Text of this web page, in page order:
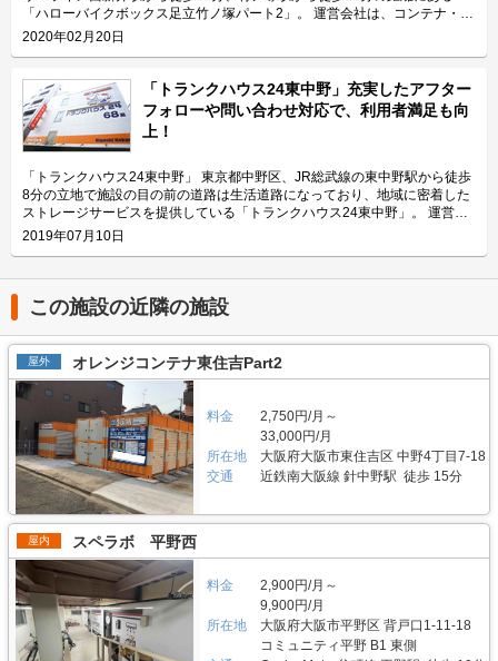
どんな方がご利用されているのでしょうか？ 主に入谷駅周辺エリアを中心
とした近隣エリアの方々にご利用頂いています。「ハローバイクガレージ北
上野」は鶯谷や上野、稲荷町、田原町などからもアクセス良好なバイク専用
施設なので、近隣エリアのライダーから人気があります。大きめの駐車スペ
ースのため、アメリカンクルーザー、レーサー・スポーツタイプ、ビッグス
クーターなど、高級車や大型車の保管にもご利用頂いております。 セキュ
リティや安全面について教えてください。 「ハローバイクガレージ北上
野」は屋内タイプで雨風を防ぐことができ、また、電動シャッターや防犯カ
メラなどを設置しているためセキュリテイ面もしっかりしているので、盗難
やイタズラから愛車を守りたい、大切なバイクを雨風で汚したくない方にお
すすめです。 費用や契約について教えてください。 月額17,400円（税込）
の価格でバイク1台を駐車できます。施設の詳細な仕様については事前内覧
をおすすめ致します。ご契約の前に駐車スペースや立地など確認頂けます。
契約時はバイクのメーカー・車種・ナンバーを確認していますが、これから
バイクを購入する方はお問い合わせの際にお知らせください。時期によって
は使用料や事務手数料がお得になるキャンペーンも実施していますので、
LIFULLトランクルームのメール又は電話にてお問い合わせください。 編集
後記 「ハローバイクガレージ北上野」は駅から近くて万全なセキュリティ
はお早めにお問い合わせした方が良さそうだ。 運営会社は東証マザーズ上
場企業でもあるエリアリンク株式会社。2016年頃、西東京エリアで試験的
にはじめた駐車場タイプのバイクパーキングは当初ここまでの拡大を予想し
ていなかったとのことだが、順調に拡大を続け、現在、都内を中心に1,000
台分ほどスペースを管理している（2020年1月現在）。その運営ノウハウが
ある「ハローバイクガレージ北上野」は、誰もが安心して利用できる施設な
ので、愛車を守りたい近隣エリアの方は要チェックなスポットではないかと
思った。
「ハローバイクボックス足立竹ノ塚パート2」。 運営会社は、コンテナ・ス
トレージ業界でトップレベルのシェアを誇り、東証マザーズにも上場してい
るエリアリンク株式会社です。 今回は、エリアリンク株式会社が運営して
ご紹介致します。 「ハローバイクボックス足立竹ノ塚パート2」の特長を教
えてください。 ボックスタイプの「ハローバイクボックス足立竹ノ塚パー
ト2」は、国道4号線から車でアクセスしやすい立地にある施設です。 広さ2
帖・幅110cm・奥行き252cm・高さ197cmのバイクボックスが17室ご用意
しており、24時間365日自由にご利用頂けます。 エリアリンク株式会社の
「ハローバイクボックス」は全国のライダー様から愛されているBOXシェ
ローを採用した施設のため、風雨による汚れや浸食に強いのが特長です。幅
広いラダーレールが付いており、バイクの乗り入れが簡単です。また、ボッ
クス内には棚を設置しておりますので、ヘルメットなどの小物を置くことも
可能です。パーツやメンテナンス用品も収納できるのでとても便利です。
主にどんな方がご利用されているのでしょうか？ 東武伊勢崎線やつくばエ
クスプレス線が通る足立区内にお住いのライダーの方を中心にご利用頂いて
おります。主にアメリカンクルーザーやビッグスクーター、レーサー・スポ
ーツタイプなど高級車又は大型車の保管が多くみられます。 セキュリティ
や安全面について教えてください。 「ハローバイクボックス足立竹ノ塚パ
ート2」はBOXシェローを採用した施設のため屋外タイプのバイクパーキン
グと違って雨風を防ぐことができ、盗難のリスクも抑えることができます。
各バイクボックスにバイクを収納するタイプなので、他の方のバイクを気に
する必要がありません。セキュリティ面としてバイクボックスの扉に南京錠
をつけており、安心してバイクを保管できる収納スペースです。また、施設
内には外灯照明も完備していますので、夜間でもバイクを出し入れしやすい
環境です。 費用や契約について教えてください。 月額11,300円（税込）の
価格でバイクボックスをご利用頂けます。「ハローバイクボックス足立竹ノ
塚パート2」は施設見学が可能なので、バイクボックスの大きさや立地が気
になる方は見学を申し込みください。契約時はバイクのナンバーを確認して
います。これからバイクを購入する方はお問い合わせの際にお知らせくださ
い。時期によっては月額使用料や事務手数料がお得になるキャンペーンも実
施していますので、LIFULLトランクルームの施設詳細ページをご覧くださ
い。 編集後記 現在、都内を中心に約1,000台（2020年1月現在）のバイク専
用スペースを管理しているエリアリンク株式会社。2016年頃、西東京エリ
アで試験的にはじめた駐車場タイプのバイクパーキングは当初ここまでの拡
大を予想していなかったとのことだが、順調に拡大を続けているという。人
気施設の一つである足立区の「ハローバイクボックス足立竹ノ塚パート2」
2020年02月20日
「トランクハウス24東中野」充実したアフター
フォローや問い合わせ対応で、利用者満足も向
上！
「トランクハウス24東中野」 東京都中野区、JR総武線の東中野駅から徒歩
8分の立地で施設の目の前の道路は生活道路になっており、地域に密着した
ストレージサービスを提供している「トランクハウス24東中野」。 運営会
社はエリアリンク株式会社。コンテナ・ストレージ業界でトップシェアを誇
り、東証マザーズにも上場している会社です。全国に展開しているレンタル
に利用されています。 今回は、エリアリンク株式会社が運営している「ト
ランクハウス24東中野」の特徴や利用用途の傾向、会社の想いなどをご紹
介します。 トランクハウス24東中野の特徴を教えてください。 2018年12
月にオープンした「トランクハウス24東中野」。1階〜4階まで1軒まるごと
トランクルームで、部屋の大きさは0.9帖のコンパクトサイズから9.8帖の大
きいサイズまで展開しています。24時間365日利用でき、セキュリティも空
調も最新設備を整えているため、衣類・本・季節物などの荷物から大型家具
や機材・備品など法人利用まで幅広い用途にご利用いただけます。 主にど
んな方がご利用されているのでしょうか？ お客様は店舗から1.5キロ圏内に
お住いの方がほとんどです。他社であれば3キロ圏内程か車で移動する場所
にあることが多いのですが、「トランクハウス24」は住宅街の生活道路に
面しているため地域に密着した運営ができています（ご自宅から車で荷物を
運送するサービスも利用可能）。また、利用用途で多いのはファミリー層の
他、都心の店舗は一人暮らしの若い方や女性、法人企業にも利用いただいて
います。任意に調査したユーザーインタビューでは「一度使うと便利さが分
かった」という声も多く、衣類や本などの趣味や生活用品を自宅以外の押入
れに入れておく感覚で中長期的に利用されている傾向があります。 セキュ
リティや安全面について教えてください。 トランクハウス24で細心の注意
を払っているのが空気の流れ。外が寒いから中は暖かくではなく、結露やカ
ビができないように温度調整が必要で、その鍵を握るのが、各階に数点設置
しているサーキュレーター。風を送り込み部屋の空気を循環させることで荷
物を保管するのに最適な環境を1年中作り出しています。また、トランクハ
2019年07月10日
この施設の近隣の施設
屋外 オレンジコンテナ東住吉Part2
料金
2,750円/月～
33,000円/月
所在地
大阪府大阪市東住吉区 中野4丁目7-18
交通
近鉄南大阪線 針中野駅 徒歩 15分
屋内 スペラボ 平野西
料金
2,900円/月～
9,900円/月
所在地
大阪府大阪市平野区 背戸口1-11-18
コミュニティ平野 B1 東側